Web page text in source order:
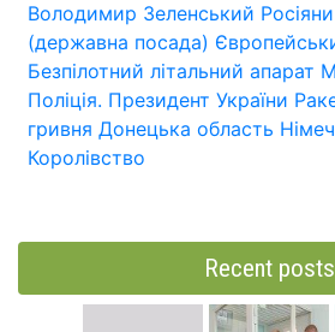
Володимир Зеленський Росіяни
(державна посада)
Безпілотний літальний апарат
Поліція. Президент України
гривня Донецька область
Королівство
Recent posts